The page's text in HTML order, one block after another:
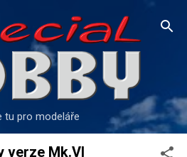
na hlavní obsah
tu pro modeláře
verze Mk.VI